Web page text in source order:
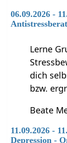
06.09.2026 -
Lerne
dich
bzw.
Beate
11.09.2026 -
Depression -